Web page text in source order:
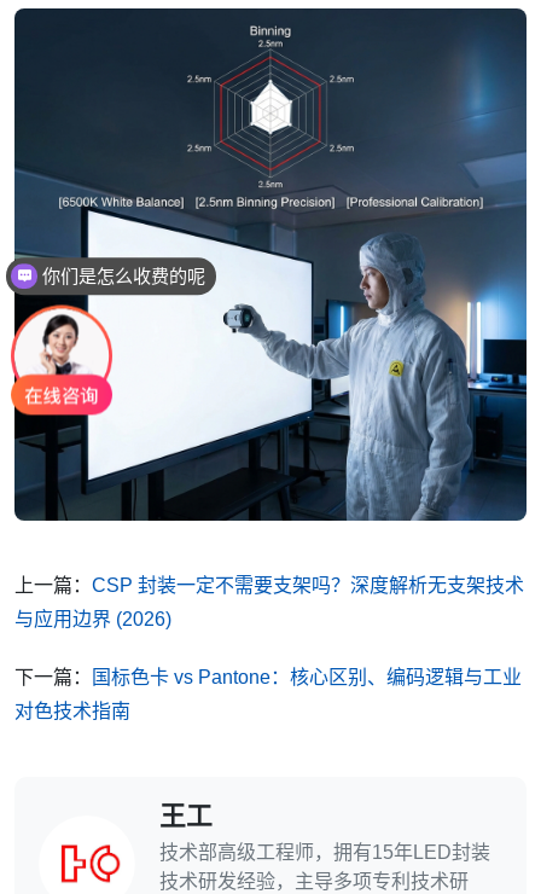
上一篇： CSP 封装一定不需要支架吗？深度解析无支架技术
与应用边界 (2026)
下一篇：
国标色卡 vs Pantone：核心区别、编码逻辑与工业
对色技术指南
王工
技术部高级工程师，拥有15年LED封装
技术研发经验，主导多项专利技术研
现在有优惠活动吗